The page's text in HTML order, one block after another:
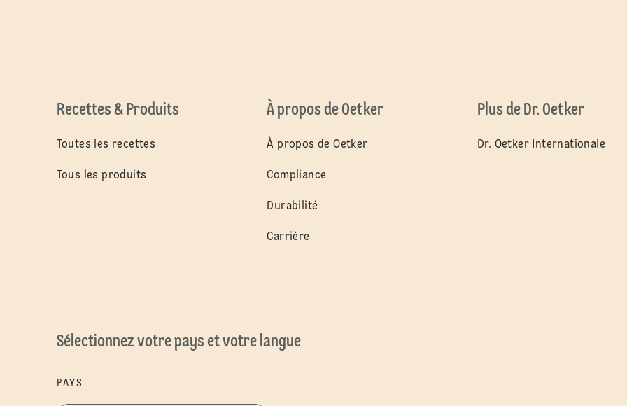
Recettes & Produits À propos de Oetker Plus de Dr. Oetker
Toutes les recettes
Tous les produits
À propos de Oetker
Compliance
Durabilité
Carrière
Dr. Oetker Internationale
Sélectionnez votre pays et votre langue
PAYS